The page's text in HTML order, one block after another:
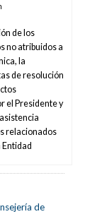
de los
no atribuidos a
la
de resolución
el Presidente y
relacionados
de